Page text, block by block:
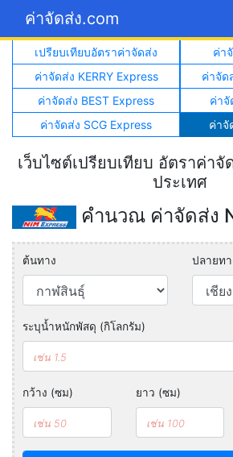
ค่าจัดส่ง.com
เปรียบเทียบอัตราค่าจัดส่ง
ค่า
ค่าจัดส่ง KERRY Express
ค่าจัด
ค่าจัดส่ง BEST Express
ค่าจั
ค่าจัดส่ง SCG Express
ค่าจั
เว็บไซต์เปรียบเทียบ อัตราค่า
ประเทศ
คำนวณ ค่าจัดส่ง
ต้นทาง ปลายทา
ระบุน้ำหนักพัสดุ (กิโลกรัม)
กว้าง (ซม) ยาว (ซม)